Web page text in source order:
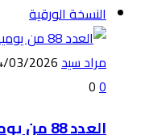
النسخة الورقية
مراد سيد03/2026
0
0
العدد 88 من يوميـــــة “المؤشر” 15|03|2026